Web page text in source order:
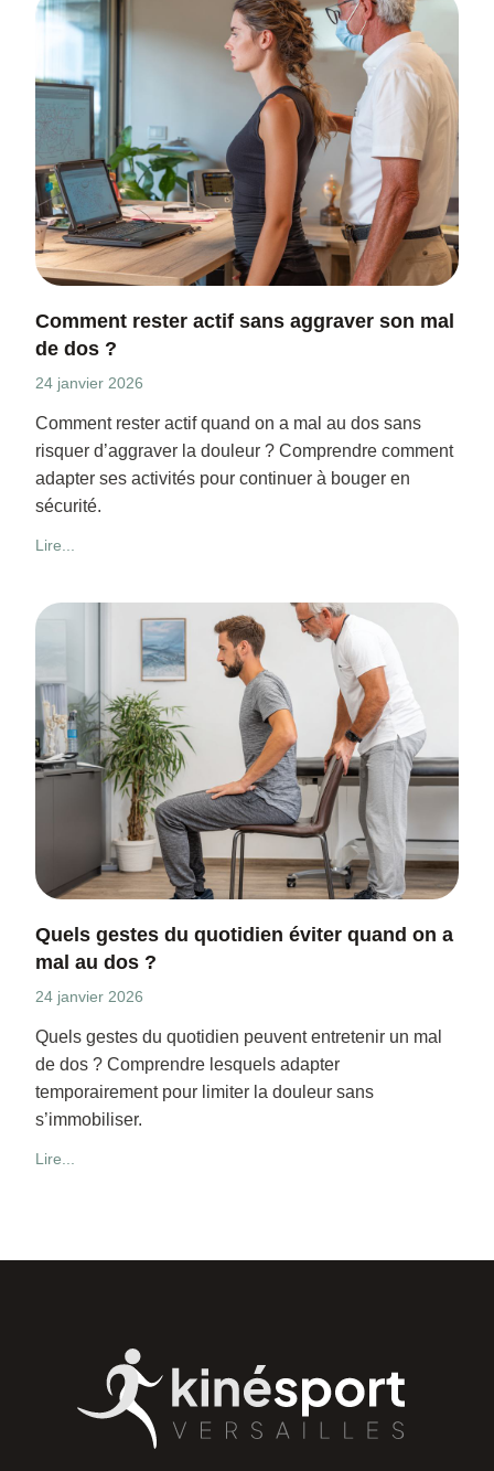
Comment rester actif sans aggraver son mal
de dos ?
24 janvier 2026
Comment rester actif quand on a mal au dos sans
risquer d’aggraver la douleur ? Comprendre comment
adapter ses activités pour continuer à bouger en
sécurité.
Lire...
Quels gestes du quotidien éviter quand on a
mal au dos ?
24 janvier 2026
Quels gestes du quotidien peuvent entretenir un mal
de dos ? Comprendre lesquels adapter
temporairement pour limiter la douleur sans
s’immobiliser.
Lire...